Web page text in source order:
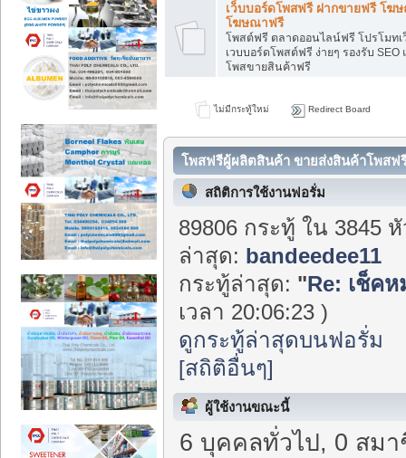
เว็บบอร์ดโพสฟรี ฝากขายฟรี โฆ
โฆษณาฟรี
โพสต์ฟรี ตลาดออนไลน์ฟรี โปรโมทเ
เวบบอร์ดโพสต์ฟรี ง่ายๆ รองรับ SEO
โพสขายสินค้าฟรี
ไม่มีกระทู้ใหม่ Redirect Board
โพสฟรีผู้ผลิตสินค้า ขายส่งสินค้าโพสฟ
สถิติการใช้งานฟอรั่ม
89806 กระทู้ ใน 3845
ล่าสุด: bandeedee11
กระทู้ล่าสุด: "Re: เช็ค
เวลา 20:06:23 )
ดูกระทู้ล่าสุดบนฟอรั่ม
[สถิติอื่นๆ]
ผู้ใช้งานขณะนี้
6 บุคคลทั่วไป, 0 สมา